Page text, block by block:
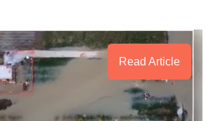
Read Article